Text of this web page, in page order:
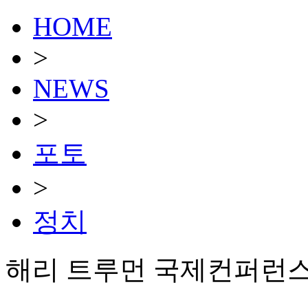
HOME
>
NEWS
>
포토
>
정치
해리 트루먼 국제컨퍼런